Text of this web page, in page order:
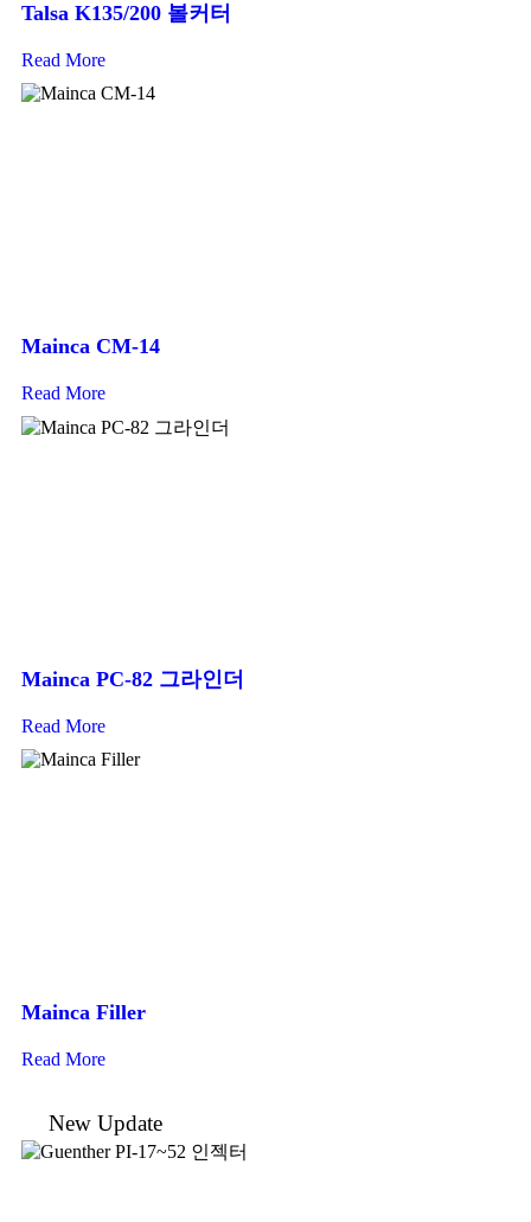
Talsa K135/200 볼커터
Read More
Mainca CM-14
Read More
Mainca PC-82 그라인더
Read More
Mainca Filler
Read More
New Update